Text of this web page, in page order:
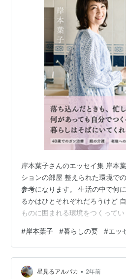
岸本葉子さんのエッセイ集 岸本
ションの部屋 整えられた環境で
参考になります。 生活の中で何
るかはひとそれぞれだろうけど
ものに囲まれる環境をつくって
り暮らし歴43年。人気エッセイ
どりついた、本当に心地よい生
「自分の居場所を持ちたい」と
ホームには、幸せな生活のヒン
#岸本葉子 #暮らしの要 #エッ
星見るアルパカ • 2年前